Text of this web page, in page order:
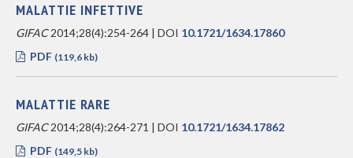
MALATTIE INFETTIVE
GIFAC2014;28(4):254-264 | DOI 10.1721/1634.17860
PDF (119,6 kb)
MALATTIE RARE
GIFAC2014;28(4):264-271 | DOI 10.1721/1634.17862
PDF (149,5 kb)